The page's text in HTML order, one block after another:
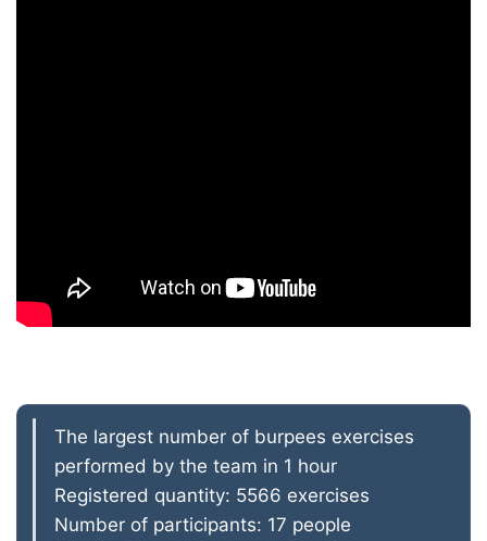
The largest number of burpees exercises
performed by the team in 1 hour
Registered quantity: 5566 exercises
Number of participants: 17 people